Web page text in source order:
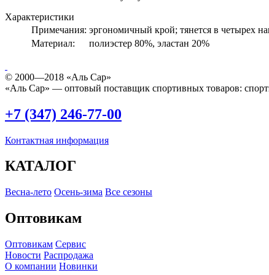
Характеристики
Примечания: эргономичный крой; тянется в четырех
Материал:
полиэстер 80%, эластан 20%
© 2000—2018 «Аль Сар»
«Аль Сар» — оптовый поставщик спортивных товаров:
+7 (347) 246-77-00
Контактная информация
КАТАЛОГ
Весна-лето Осень-зима Все сезоны
Оптовикам
Оптовикам Сервис
Новости Распродажа
О компании Новинки